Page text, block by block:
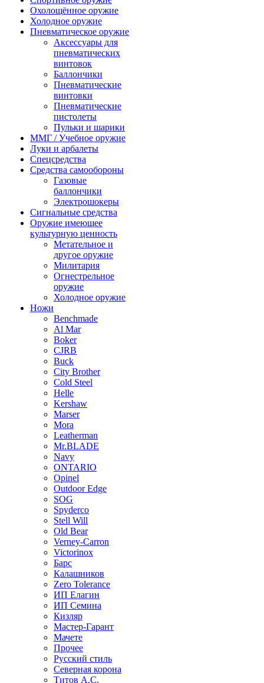
Охолощённое оружие
Холодное оружие
Пневматическое оружие
Аксессуары для
пневматических
винтовок
Баллончики
Пневматические
винтовки
Пневматические
пистолеты
Пульки и шарики
ММГ / Учебное оружие
Луки и арбалеты
Спецсредства
Средства самообороны
Газовые
баллончики
Электрошокеры
Сигнальные средства
Оружие имеющее
культурную ценность
Метательное и
другое оружие
Милитария
Огнестрельное
оружие
Холодное оружие
Ножи
Benchmade
Al Mar
Boker
CJRB
Buck
City Brother
Cold Steel
Helle
Kershaw
Marser
Mora
Leatherman
Mr.BLADE
Navy
ONTARIO
Opinel
Outdoor Edge
SOG
Spyderco
Stell Will
Old Bear
Verney-Carron
Victorinox
Барс
Калашников
Zero Tolerance
ИП Елагин
ИП Семина
Кизляр
Мастер-Гарант
Мачете
Прочее
Русский стиль
Северная корона
Титов А.С.